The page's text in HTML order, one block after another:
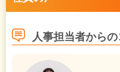
人事担当者からの